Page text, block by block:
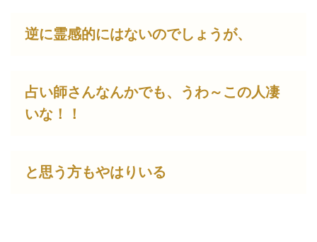
逆に霊感的にはないのでしょうが、
占い師さんなんかでも、うわ～この人凄
いな！！
と思う方もやはりいる